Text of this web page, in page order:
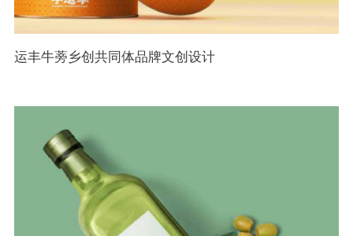
运丰牛蒡乡创共同体品牌文创设计